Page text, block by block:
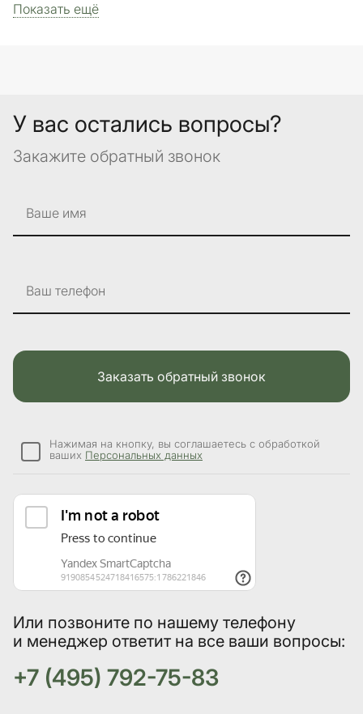
Показать ещё
У вас остались вопросы?
Закажите обратный звонок
Или позвоните по нашему телефону
и менеджер ответит на все ваши вопросы:
+7 (495) 792-75-83
Ваше имя
Ваш телефон
Заказать обратный звонок
Нажимая на кнопку, вы соглашаетесь с обработкой
ваших Персональных данных